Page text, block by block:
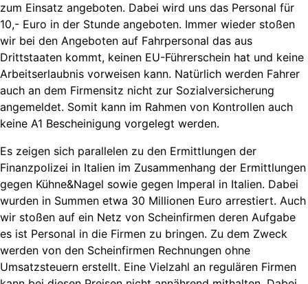
zum Einsatz angeboten. Dabei wird uns das Personal für
10,- Euro in der Stunde angeboten. Immer wieder stoßen
wir bei den Angeboten auf Fahrpersonal das aus
Drittstaaten kommt, keinen EU-Führerschein hat und keine
Arbeitserlaubnis vorweisen kann. Natürlich werden Fahrer
auch an dem Firmensitz nicht zur Sozialversicherung
angemeldet. Somit kann im Rahmen von Kontrollen auch
keine A1 Bescheinigung vorgelegt werden.
Es zeigen sich parallelen zu den Ermittlungen der
Finanzpolizei in Italien im Zusammenhang der Ermittlungen
gegen Kühne&Nagel sowie gegen Imperal in Italien. Dabei
wurden in Summen etwa 30 Millionen Euro arrestiert. Auch
wir stoßen auf ein Netz von Scheinfirmen deren Aufgabe
es ist Personal in die Firmen zu bringen. Zu dem Zweck
werden von den Scheinfirmen Rechnungen ohne
Umsatzsteuern erstellt. Eine Vielzahl an regulären Firmen